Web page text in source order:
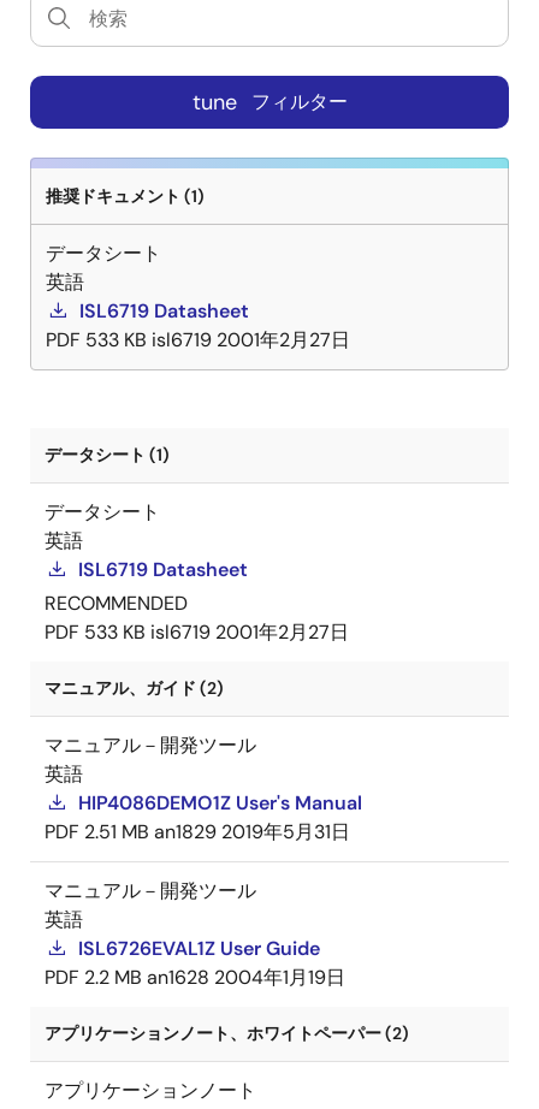
tune フィルター
推奨ドキュメント (1)
データシート
英語
ISL6719 Datasheet
PDF 533 KB isl6719 2001年2月27日
データシート (1)
データシート
英語
ISL6719 Datasheet
RECOMMENDED
PDF 533 KB isl6719 2001年2月27日
マニュアル、ガイド (2)
マニュアル－開発ツール
英語
HIP4086DEMO1Z User's Manual
PDF 2.51 MB an1829 2019年5月31日
マニュアル－開発ツール
英語
ISL6726EVAL1Z User Guide
PDF 2.2 MB an1628 2004年1月19日
アプリケーションノート、ホワイトペーパー (2)
アプリケーションノート